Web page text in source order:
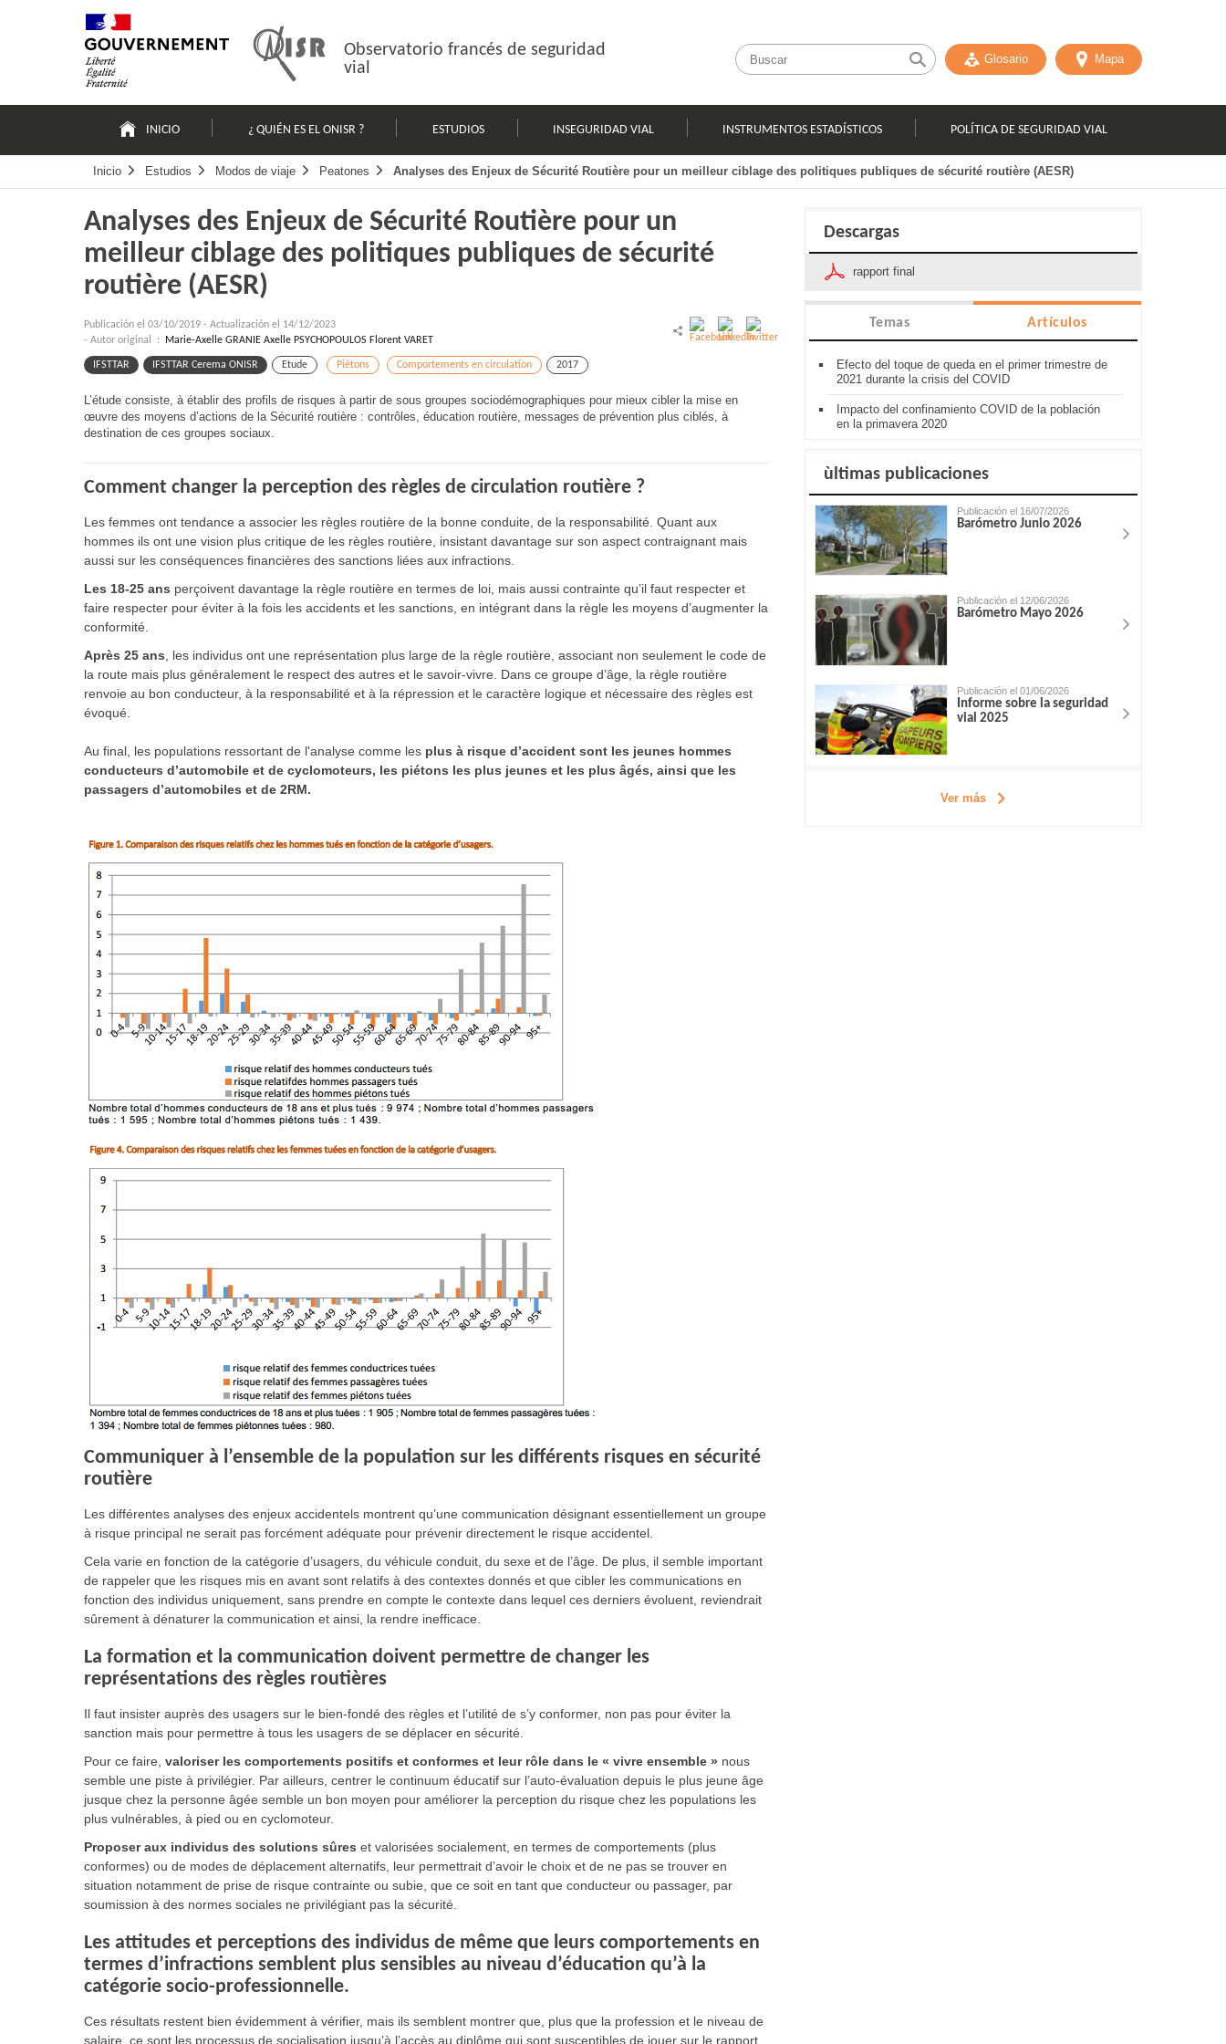
Observatorio francés de seguridad
vial
Glosario Mapa
principale
INICIO ¿ QUIÉN ES EL ONISR ? ESTUDIOS INSEGURIDAD VIAL INSTRUMENTOS ESTADÍSTICOS POLÍTICA DE SEGURIDAD VIAL
Inicio Estudios Modos de viaje Peatones Analyses des Enjeux de Sécurité Routière pour un meilleur ciblage des politiques publiques de sécurité routière (AESR)
Analyses des Enjeux de Sécurité Routière pour un
meilleur ciblage des politiques publiques de sécurité
routière (AESR)
Publicación el 03/10/2019 - Actualización el 14/12/2023
- Autor original :
Marie-Axelle GRANIE Axelle PSYCHOPOULOS Florent VARET
IFSTTAR IFSTTAR Cerema ONISR Etude Piétons Comportements en circulation 2017
L’étude consiste, à établir des profils de risques à partir de sous groupes sociodémographiques pour mieux cibler la mise en
œuvre des moyens d’actions de la Sécurité routière : contrôles, éducation routière, messages de prévention plus ciblés, à
destination de ces groupes sociaux.
Comment changer la perception des règles de circulation routière ?
Les femmes ont tendance a associer les règles routière de la bonne conduite, de la responsabilité. Quant aux
hommes ils ont une vision plus critique de les règles routière, insistant davantage sur son aspect contraignant mais
aussi sur les conséquences financières des sanctions liées aux infractions.
Les 18-25 ans perçoivent davantage la règle routière en termes de loi, mais aussi contrainte qu’il faut respecter et
faire respecter pour éviter à la fois les accidents et les sanctions, en intégrant dans la règle les moyens d’augmenter la
conformité.
Après 25 ans, les individus ont une représentation plus large de la règle routière, associant non seulement le code de
la route mais plus généralement le respect des autres et le savoir-vivre. Dans ce groupe d’âge, la règle routière
renvoie au bon conducteur, à la responsabilité et à la répression et le caractère logique et nécessaire des règles est
évoqué.
Au final, les populations ressortant de l'analyse comme les plus à risque d’accident sont les jeunes hommes
conducteurs d’automobile et de cyclomoteurs, les piétons les plus jeunes et les plus âgés, ainsi que les
passagers d’automobiles et de 2RM.
Communiquer à l’ensemble de la population sur les différents risques en sécurité
routière
Les différentes analyses des enjeux accidentels montrent qu’une communication désignant essentiellement un groupe
à risque principal ne serait pas forcément adéquate pour prévenir directement le risque accidentel.
Cela varie en fonction de la catégorie d’usagers, du véhicule conduit, du sexe et de l’âge. De plus, il semble important
de rappeler que les risques mis en avant sont relatifs à des contextes donnés et que cibler les communications en
fonction des individus uniquement, sans prendre en compte le contexte dans lequel ces derniers évoluent, reviendrait
sûrement à dénaturer la communication et ainsi, la rendre inefficace.
La formation et la communication doivent permettre de changer les
représentations des règles routières
Il faut insister auprès des usagers sur le bien-fondé des règles et l’utilité de s’y conformer, non pas pour éviter la
sanction mais pour permettre à tous les usagers de se déplacer en sécurité.
Pour ce faire, valoriser les comportements positifs et conformes et leur rôle dans le « vivre ensemble » nous
semble une piste à privilégier. Par ailleurs, centrer le continuum éducatif sur l’auto-évaluation depuis le plus jeune âge
jusque chez la personne âgée semble un bon moyen pour améliorer la perception du risque chez les populations les
plus vulnérables, à pied ou en cyclomoteur.
Proposer aux individus des solutions sûres et valorisées socialement, en termes de comportements (plus
conformes) ou de modes de déplacement alternatifs, leur permettrait d’avoir le choix et de ne pas se trouver en
situation notamment de prise de risque contrainte ou subie, que ce soit en tant que conducteur ou passager, par
soumission à des normes sociales ne privilégiant pas la sécurité.
Les attitudes et perceptions des individus de même que leurs comportements en
termes d’infractions semblent plus sensibles au niveau d’éducation qu’à la
catégorie socio-professionnelle.
Ces résultats restent bien évidemment à vérifier, mais ils semblent montrer que, plus que la profession et le niveau de
salaire, ce sont les processus de socialisation jusqu’à l’accès au diplôme qui sont susceptibles de jouer sur le rapport
Descargas
rapport final
Temas Artículos
Efecto del toque de queda en el primer trimestre de
2021 durante la crisis del COVID
Impacto del confinamiento COVID de la población
en la primavera 2020
ùltimas publicaciones
Publicación el 16/07/2026
Barómetro Junio 2026
Publicación el 12/06/2026
Barómetro Mayo 2026
Publicación el 01/06/2026
Informe sobre la seguridad
vial 2025
Ver más